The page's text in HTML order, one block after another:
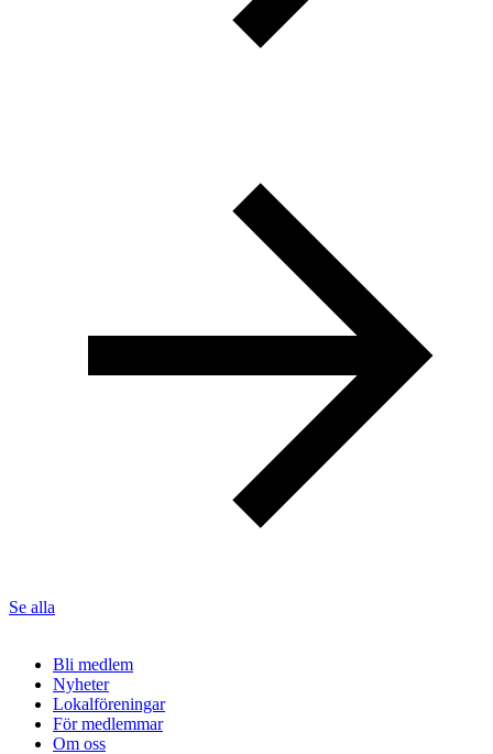
Se alla
Bli medlem
Nyheter
Lokalföreningar
För medlemmar
Om oss